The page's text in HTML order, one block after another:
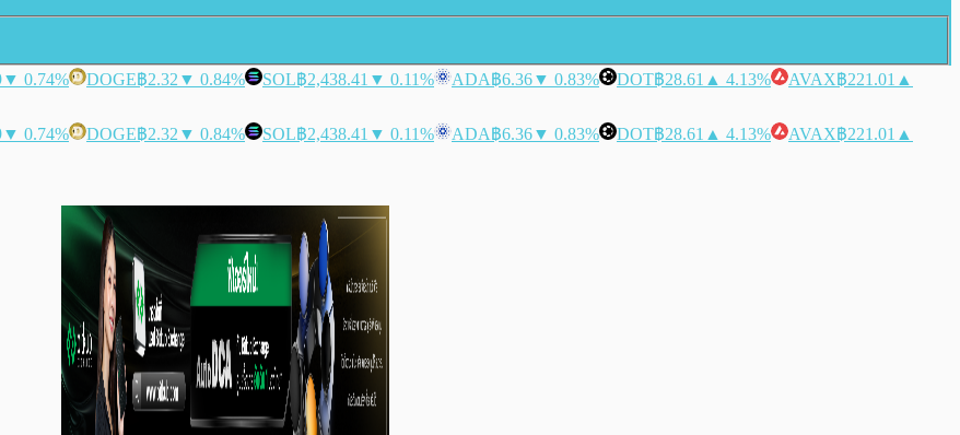
▼ 0.74% DOGE฿2.32 ▼ 0.84% SOL฿2,438.41 ▼ 0.11% ADA฿6.36▼ 0.83% DOT฿28.61 ▲ 4.13% AVAX฿221.01 ▲
▼ 0.74% DOGE฿2.32 ▼ 0.84% SOL฿2,438.41 ▼ 0.11% ADA฿6.36▼ 0.83% DOT฿28.61 ▲ 4.13% AVAX฿221.01 ▲